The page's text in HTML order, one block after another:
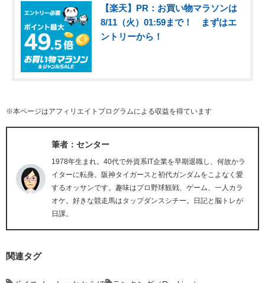
【楽天】PR：お買い物マラソンは
8/11（火）01:59まで！ まずはエ
ントリーから！
※本ページはアフィリエイトプログラムによる収益を得ています
筆者：センター
1978年生まれ。40代で外資系IT企業を早期退職し、何故かラ
イターに転身。阪神タイガースと初代ガンダムをこよなく愛
するオッサンです。趣味はプロ野球観戦、ゲーム、一人カラ
オケ。好きな競走馬はタップダンスシチー。日記と脳トレが
日課。
関連タグ